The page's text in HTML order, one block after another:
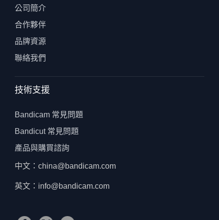
公司簡介
合作夥伴
品牌資源
聯絡我們
技術支援
Bandicam 常見問題
Bandicut 常見問題
產品與購買諮詢
中文：china@bandicam.com
英文：info@bandicam.com